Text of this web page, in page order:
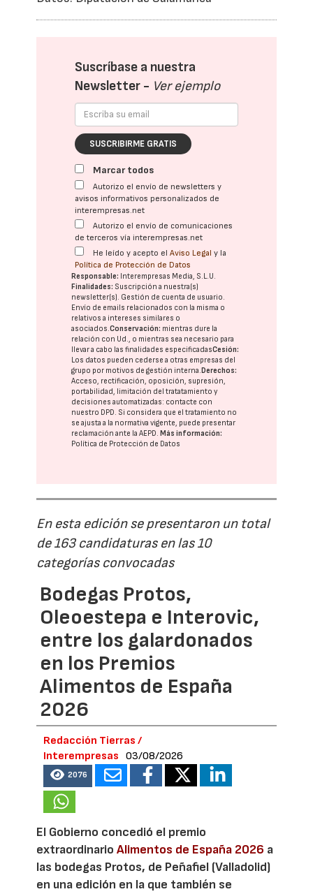
Suscríbase a nuestra
Newsletter - Ver ejemplo
SUSCRIBIRME GRATIS
Marcar todos
Autorizo el envío de newsletters y
avisos informativos personalizados de
interempresas.net
Autorizo el envío de comunicaciones
de terceros vía interempresas.net
He leído y acepto elAviso Legal y la
Política de Protección de Datos
Responsable: Interempresas Media, S.L.U.
Finalidades: Suscripción a nuestra(s)
newsletter(s). Gestión de cuenta de usuario.
Envío de emails relacionados con la misma o
relativos a intereses similares o
asociados.Conservación: mientras dure la
relación con Ud., o mientras sea necesario para
llevar a cabo las finalidades especificadasCesión:
Los datos pueden cederse a otras empresas del
grupo por motivos de gestión interna.Derechos:
Acceso, rectificación, oposición, supresión,
portabilidad, limitación del tratatamiento y
decisiones automatizadas: contacte con
nuestro DPD. Si considera que el tratamiento no
se ajusta a la normativa vigente, puede presentar
reclamación ante laAEPD.Más información:
Política de Protección de Datos
En esta edición se presentaron un total
de 163 candidaturas en las 10
categorías convocadas
Bodegas Protos,
Oleoestepa e Interovic,
entre los galardonados
en los Premios
Alimentos de España
2026
Redacción Tierras /
Interempresas
03/08/2026
2076
El Gobierno concedió el premio
extraordinarioAlimentos de España 2026 a
las bodegas Protos, de Peñafiel (Valladolid)
en una edición en la que también se